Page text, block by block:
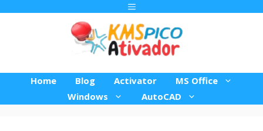
Menu
Home Blog Activator
MS Office
Windows
AutoCAD